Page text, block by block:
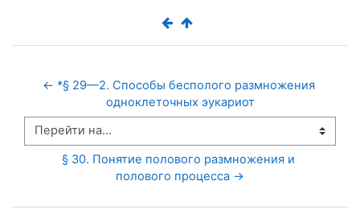
← *§ 29—2. Способы бесполого размножения
одноклеточных эукариот
Перейти на...
§ 30. Понятие полового размножения и
полового процесса →